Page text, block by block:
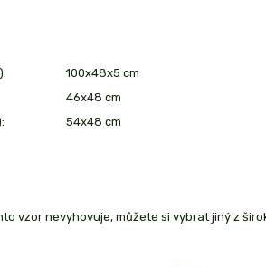
100x48x5 cm
46x48 cm
54x48 cm
vzor nevyhovuje, můžete si vybrat jiný z